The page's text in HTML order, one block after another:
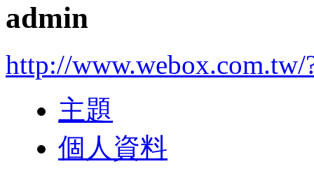
admin
http://www.webox.com.tw/
主題
個人資料